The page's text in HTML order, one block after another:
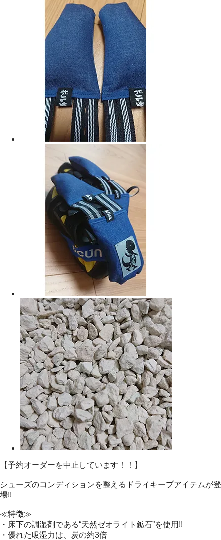
【予約オーダーを中止しています！！】
シューズのコンディションを整えるドライキープアイテムが登
場!!
≪特徴≫
・床下の調湿剤である“天然ゼオライト鉱石”を使用!!
・優れた吸湿力は、炭の約3倍